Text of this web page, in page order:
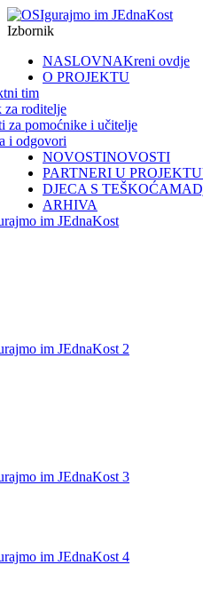
Izbornik
NASLOVNAKreni ovdje
O PROJEKTU
tim
za roditelje
za pomoćnike i učitelje
i odgovori
NOVOSTINOVOSTI
PARTNERI U PROJEKTU
DJECA S TEŠKOĆAMA
ARHIVA
im JEdnaKost
im JEdnaKost 2
im JEdnaKost 3
im JEdnaKost 4